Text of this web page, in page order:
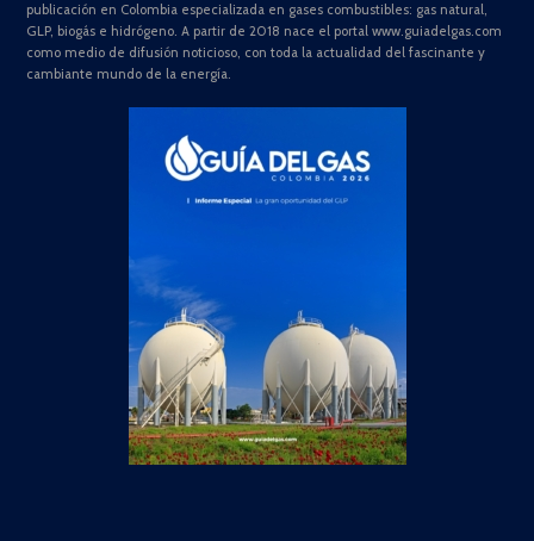
publicación en Colombia especializada en gases combustibles: gas natural,
GLP, biogás e hidrógeno. A partir de 2018 nace el portal www.guiadelgas.com
como medio de difusión noticioso, con toda la actualidad del fascinante y
cambiante mundo de la energía.